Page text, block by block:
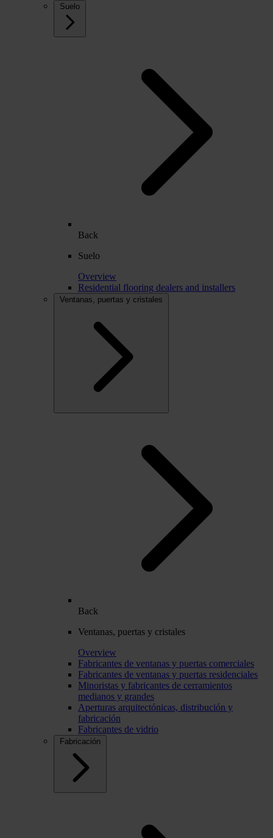
Suelo
Back
Suelo
Overview
Residential flooring dealers and installers
Ventanas, puertas y cristales
Back
Ventanas, puertas y cristales
Overview
Fabricantes de ventanas y puertas comerciales
Fabricantes de ventanas y puertas residenciales
Minoristas y fabricantes de cerramientos
medianos y grandes
Aperturas arquitectónicas, distribución y
fabricación
Fabricantes de vidrio
Fabricación